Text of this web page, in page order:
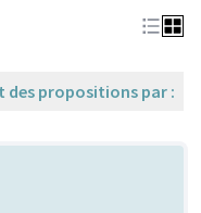
des propositions par :